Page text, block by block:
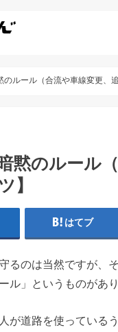
ルール（合流や車線変更、
黙のルール
】
はてブ
るのは当然ですが、
ル」というものがあり
が道路を使っている